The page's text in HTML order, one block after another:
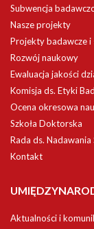
Subwencja
Nasze projekty
Projekty badawcze
Rozwój naukowy
Ewaluacja jakości
Komisja ds. Etyki
Ocena okresowa
Szkoła Doktorska
Rada ds.
Kontakt
Aktualności i